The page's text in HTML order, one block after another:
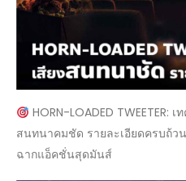
HORN-LOADED TWEETER:
สนทนาคมชัด รายละเอียดครบถ้
ฉากแอ็คชั่นสุดมันส์